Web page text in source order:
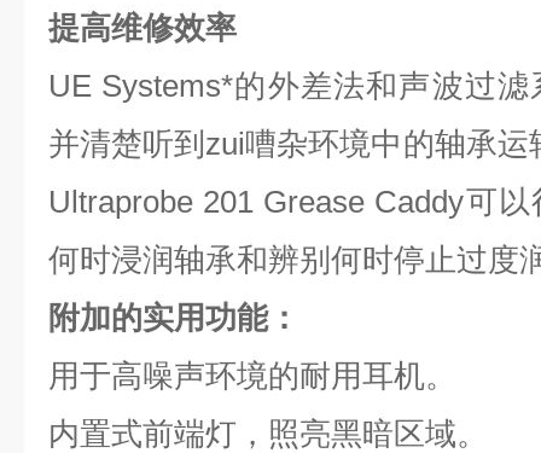
提高维修效率
UE Systems*的外差法和声波过
并清楚听到zui嘈杂环境中的轴承
Ultraprobe 201 Grease Caddy可
何时浸润轴承和辨别何时停止过度
附加的实用功能：
用于高噪声环境的耐用耳机。
内置式前端灯，照亮黑暗区域。